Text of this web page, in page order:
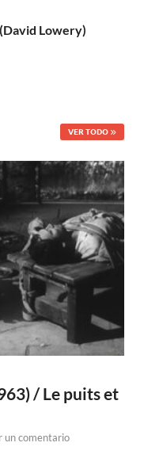
Lowery)
VER TODO
/ Le puits et
un comentario